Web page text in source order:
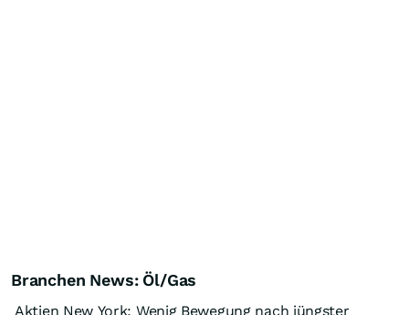
Branchen News: Öl/Gas
Aktien New York: Wenig Bewegung nach jüngster